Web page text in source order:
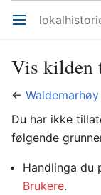
Åpne hovedmenyen
Vis kilden
← Waldemarhøy
Du har ikke
følgende
Handlinga du
Brukere.